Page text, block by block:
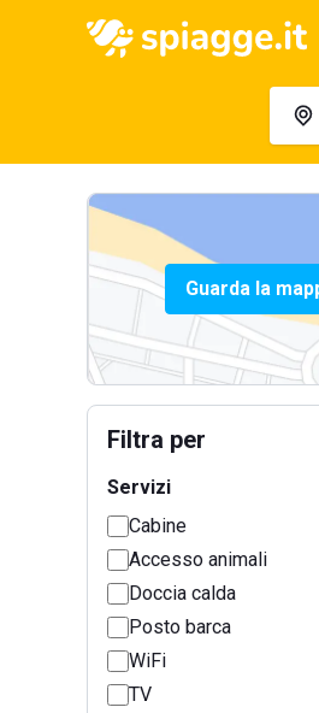
Guarda la
Filtra per
Servizi
Cabine
Accesso animali
Doccia calda
Posto barca
WiFi
TV